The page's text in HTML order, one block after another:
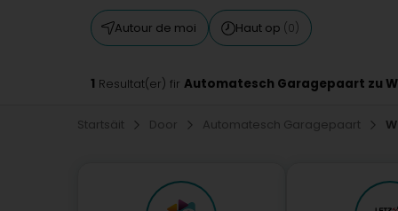
Autour de moi Haut op (0)
1 Resultat(er) fir Automatesch Garagepaart zu
Startsäit Door Automatesch Garagepaart